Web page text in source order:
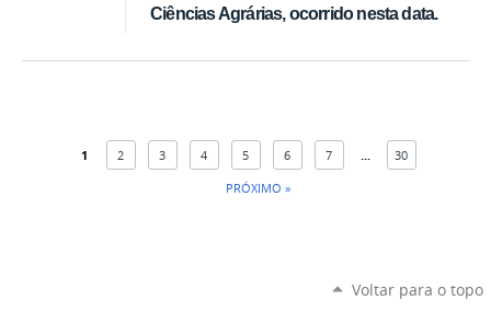
Ciências Agrárias, ocorrido nesta data.
1 2 3 4 5 6 7 ...
30
PRÓXIMO »
Voltar para o topo